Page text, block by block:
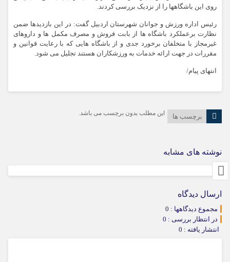
روی این باشگاهها را از نزدیک بررسی کردند.
رئیس اداره ورزش و جوانان شهرستان اردبیل گفت: در این بازدیدها ضمن
نظارت برعملکرد باشگاه ها از بابت فروش و مصرف مکمل ها و داروهای
غیرمجاز با متخلفان برخورد جدی و از باشگاه هایی که با رعایت قوانین و
مقررات در جهت ارائه خدمات به ورزشکاران هستند تجلیل می شود.
انتهای پیام/
برچسب ها این مطلب بدون برچسب می باشد.
نوشته های مشابه
ارسال دیدگاه
مجموع دیدگاهها : 0
در انتظار بررسی : 0
انتشار یافته : 0